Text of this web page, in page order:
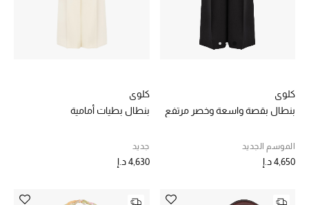
كلوي
بنطال بقصة واسعة وخصر مرتفع
الموسم الجديد
4,650 د.إ
كلوي
بنطال بطيات أمامية
جديد
4,630 د.إ